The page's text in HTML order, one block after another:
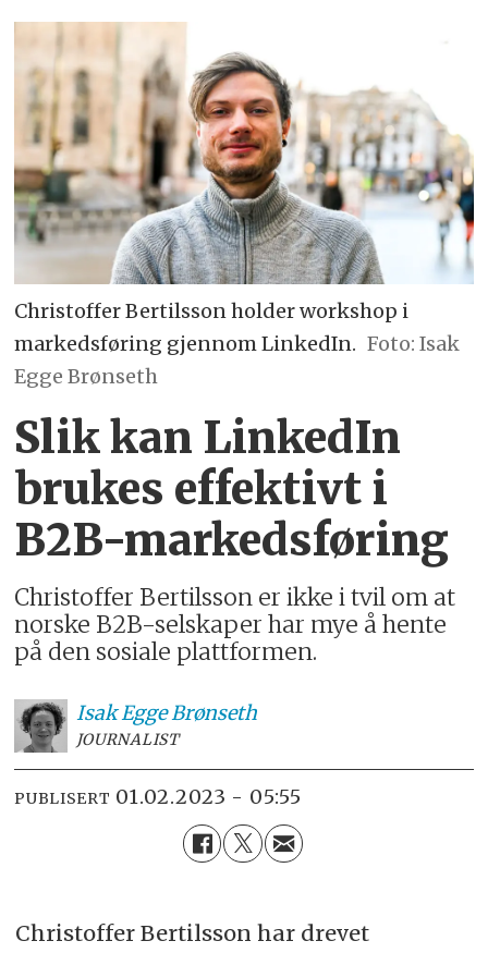
Christoffer Bertilsson holder workshop i
markedsføring gjennom LinkedIn. Foto: Isak
Egge Brønseth
Slik kan LinkedIn
brukes effektivt i
B2B-markedsføring
Christoffer Bertilsson er ikke i tvil om at
norske B2B-selskaper har mye å hente
på den sosiale plattformen.
IsakEgge Brønseth
JOURNALIST
PUBLISERT 01.02.2023 - 05:55
Christoffer Bertilsson har drevet